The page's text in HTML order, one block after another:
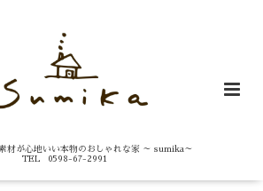
材が心地いい本物のおしゃれな家 ～ sumika～
TEL 0598-67-2991